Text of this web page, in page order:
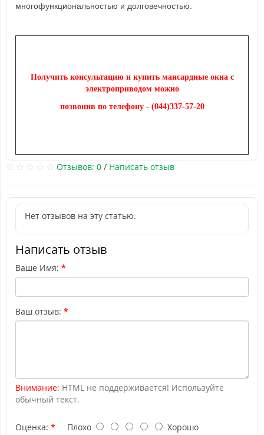
многофункциональностью и долговечностью.
Получить консультацию и купить мансардные окна с
электроприводом можно
позвонив по телефону - (044)337-57-20
Отзывов: 0/ Написать отзыв
Нет отзывов на эту статью.
Написать отзыв
Ваше Имя:
Ваш отзыв:
Внимание: HTML не поддерживается! Используйте
обычный текст.
Оценка: Плохо Хорошо